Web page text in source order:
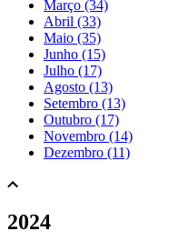
Março (34)
Abril (33)
Maio (35)
Junho (15)
Julho (17)
Agosto (13)
Setembro (13)
Outubro (17)
Novembro (14)
Dezembro (11)
2024